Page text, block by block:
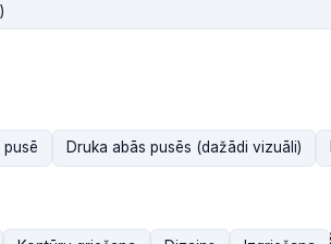
pusē Druka abās pusēs (dažādi vizuāli)